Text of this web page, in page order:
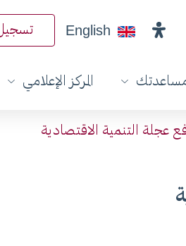
English
المركز الإعلامي
عجلة التنمية الاقتصادية